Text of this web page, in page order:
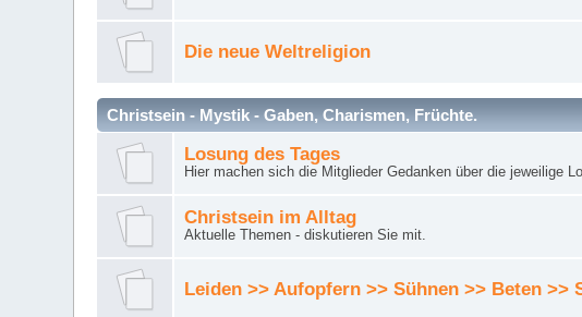
Die neue Weltreligion
Christsein - Mystik - Gaben, Charismen, Früchte.
Losung des Tages
Hier machen sich die Mitglieder Gedanken über die jeweilige
Christsein im Alltag
Aktuelle Themen - diskutieren Sie mit.
Leiden >> Aufopfern >> Sühnen >> Beten >>